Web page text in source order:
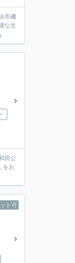
市磯
な生
田公
をお
ト可